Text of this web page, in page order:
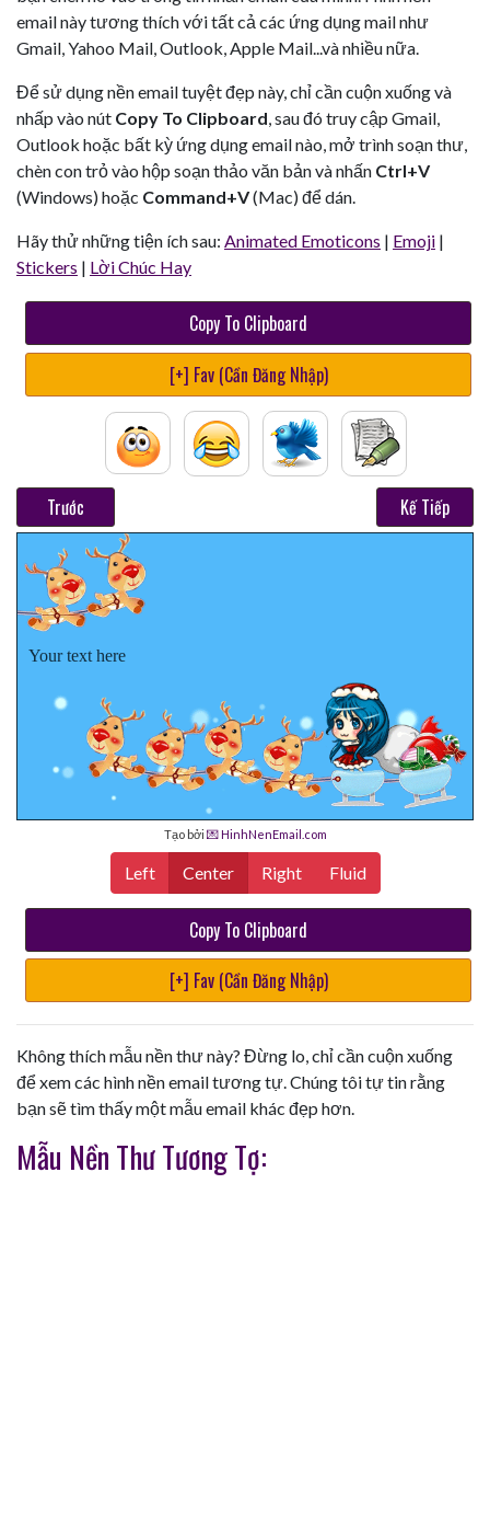
email này tương thích với tất cả các ứng dụng mail như
Gmail, Yahoo Mail, Outlook, Apple Mail...và nhiều nữa.
Để sử dụng nền email tuyệt đẹp này, chỉ cần cuộn xuống và
nhấp vào nút Copy To Clipboard, sau đó truy cập Gmail,
Outlook hoặc bất kỳ ứng dụng email nào, mở trình soạn thư,
chèn con trỏ vào hộp soạn thảo văn bản và nhấn Ctrl+V
(Windows) hoặc Command+V(Mac) để dán.
Hãy thử những tiện ích sau: Animated Emoticons | Emoji |
Stickers | Lời Chúc Hay
Copy To Clipboard
[+] Fav (Cần Đăng Nhập)
Trước Kế Tiếp
Your text here
Tạo bởi 💌 HinhNenEmail.com
Left Center Right Fluid
Copy To Clipboard
[+] Fav (Cần Đăng Nhập)
Không thích mẫu nền thư này? Đừng lo, chỉ cần cuộn xuống
để xem các hình nền email tương tự. Chúng tôi tự tin rằng
bạn sẽ tìm thấy một mẫu email khác đẹp hơn.
Mẫu Nền Thư Tương Tợ: